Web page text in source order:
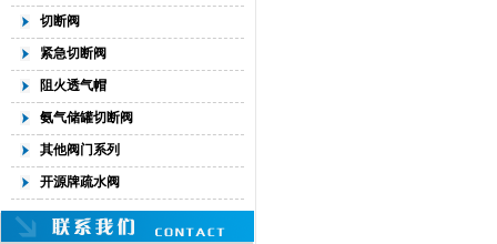
切断阀
紧急切断阀
阻火透气帽
氨气储罐切断阀
其他阀门系列
开源牌疏水阀